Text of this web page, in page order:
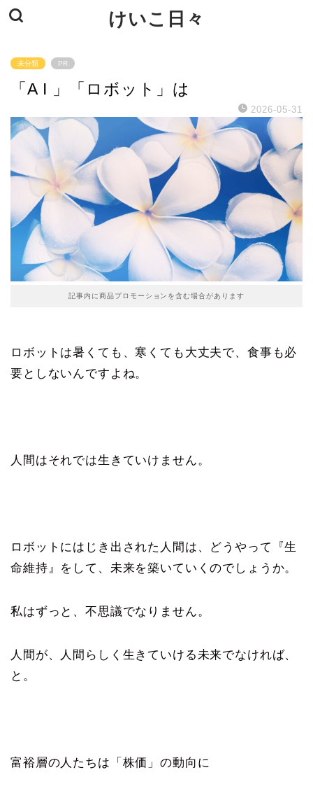
けいこ日々
未分類 PR
「A I 」「ロボット」は
2026-05-31
記事内に商品プロモーションを含む場合があります
ロボットは暑くても、寒くても大丈夫で、食事も必
要としないんですよね。
人間はそれでは生きていけません。
ロボットにはじき出された人間は、どうやって『生
命維持』をして、未来を築いていくのでしょうか。
私はずっと、不思議でなりません。
人間が、人間らしく生きていける未来でなければ、
と。
富裕層の人たちは「株価」の動向に